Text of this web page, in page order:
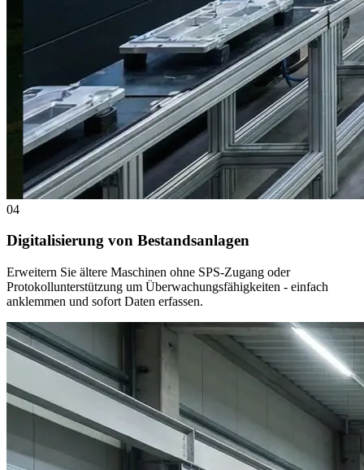
04
Digitalisierung von Bestandsanlagen
Erweitern Sie ältere Maschinen ohne SPS-Zugang oder
Protokollunterstützung um Überwachungsfähigkeiten - einfach
anklemmen und sofort Daten erfassen.